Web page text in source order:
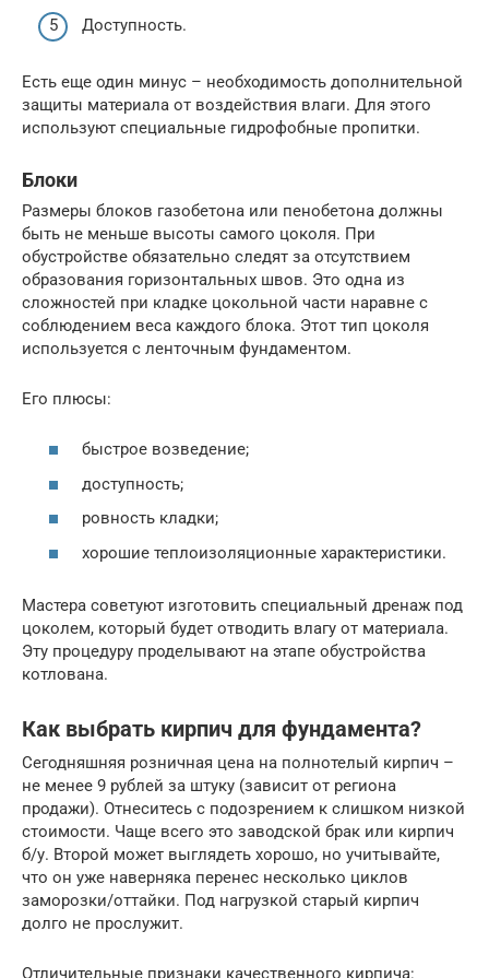
Доступность.
Есть еще один минус – необходимость дополнительной
защиты материала от воздействия влаги. Для этого
используют специальные гидрофобные пропитки.
Блоки
Размеры блоков газобетона или пенобетона должны
быть не меньше высоты самого цоколя. При
обустройстве обязательно следят за отсутствием
образования горизонтальных швов. Это одна из
сложностей при кладке цокольной части наравне с
соблюдением веса каждого блока. Этот тип цоколя
используется с ленточным фундаментом.
Его плюсы:
быстрое возведение;
доступность;
ровность кладки;
хорошие теплоизоляционные характеристики.
Мастера советуют изготовить специальный дренаж под
цоколем, который будет отводить влагу от материала.
Эту процедуру проделывают на этапе обустройства
котлована.
Как выбрать кирпич для фундамента?
Сегодняшняя розничная цена на полнотелый кирпич –
не менее 9 рублей за штуку (зависит от региона
продажи). Отнеситесь с подозрением к слишком низкой
стоимости. Чаще всего это заводской брак или кирпич
б/у. Второй может выглядеть хорошо, но учитывайте,
что он уже наверняка перенес несколько циклов
заморозки/оттайки. Под нагрузкой старый кирпич
долго не прослужит.
Отличительные признаки качественного кирпича: